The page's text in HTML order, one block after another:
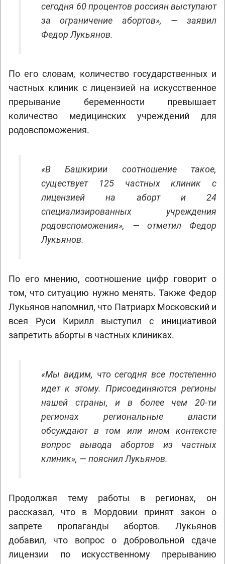
сегодня 60 процентов россиян выступают
за ограничение абортов», — заявил
Федор Лукьянов.
По его словам, количество государственных и
частных клиник с лицензией на искусственное
прерывание беременности превышает
количество медицинских учреждений для
родовспоможения.
«В Башкирии соотношение такое,
существует 125 частных клиник с
лицензией на аборт и 24
специализированных учреждения
родовспоможения», — отметил Федор
Лукьянов.
По его мнению, соотношение цифр говорит о
том, что ситуацию нужно менять. Также Федор
Лукьянов напомнил, что Патриарх Московский и
всея Руси Кирилл выступил с инициативой
запретить аборты в частных клиниках.
«Мы видим, что сегодня все постепенно
идет к этому. Присоединяются регионы
нашей страны, и в более чем 20-ти
регионах региональные власти
обсуждают в том или ином контексте
вопрос вывода абортов из частных
клиник», — пояснил Лукьянов.
Продолжая тему работы в регионах, он
рассказал, что в Мордовии принят закон о
запрете пропаганды абортов. Лукьянов
добавил, что вопрос о добровольной сдаче
лицензии по искусственному прерыванию